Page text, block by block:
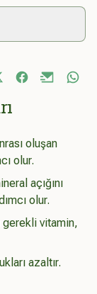
oluşan
olur.
açığını
olur.
vitamin,
azaltır.